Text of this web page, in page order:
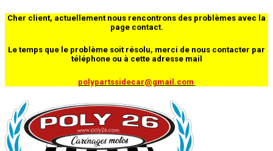
Cher client, actuellement nous rencontrons des problèmes avec la
page contact.
Le temps que le problème soit résolu, merci de nous contacter par
téléphone ou à cette adresse mail
polypartssidecar@gmail.com